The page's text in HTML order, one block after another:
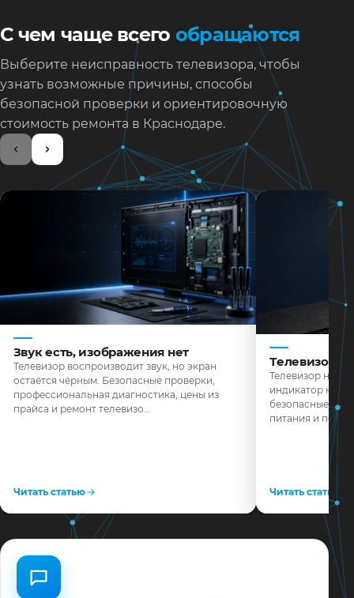
С чем чаще всего обращаются
Выберите неисправность телевизора, чтобы
узнать возможные причины, способы
безопасной проверки и ориентировочную
стоимость ремонта в Краснодаре.
Звук есть, изображения нет
Телевизор воспроизводит звук, но экран
остаётся чёрным. Безопасные проверки,
профессиональная диагностика, цены из
прайса и ремонт телевизо…
Читать статью
Телевизор
Телевизор не
индикатор не
безопасные
питания и
Читать статью